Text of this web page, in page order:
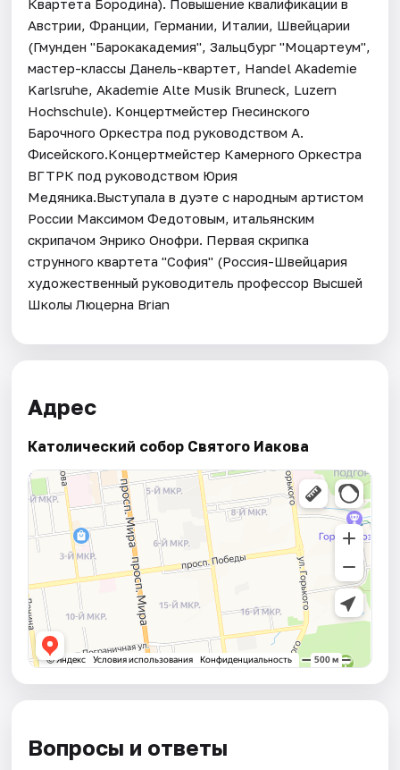
Австрии, Франции, Германии, Италии, Швейцарии
(Гмунден "Барокакадемия", Зальцбург "Моцартеум",
мастер-классы Данель-квартет, Handel Akademie
Karlsruhe, Akademie Alte Musik Bruneck, Luzern
Hochschule). Концертмейстер Гнесинского
Барочного Оркестра под руководством А.
Фисейского.Концертмейстер Камерного Оркестра
ВГТРК под руководством Юрия
Медяника.Выступала в дуэте с народным артистом
России Максимом Федотовым, итальянским
скрипачом Энрико Онофри. Первая скрипка
струнного квартета "София" (Россия-Швейцария
художественный руководитель профессор Высшей
Школы Люцерна Brian
Адрес
Католический собор Святого Иакова
Вопросы и ответы